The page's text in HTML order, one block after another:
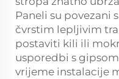
Paneli su povezani
čvrstim lepljivim
postaviti kili ili
usporedbi s
vrijeme instalacije